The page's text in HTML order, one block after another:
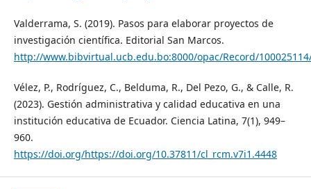
Valderrama, S. (2019). Pasos para elaborar proyectos de
investigación científica. Editorial San Marcos.
http://www.bibvirtual.ucb.edu.bo:8000/opac/Record/
Vélez, P., Rodríguez, C., Belduma, R., Del Pezo, G., & Calle, R.
(2023). Gestión administrativa y calidad educativa en una
institución educativa de Ecuador. Ciencia Latina, 7(1), 949–
960.
https://doi.org/https://doi.org/10.37811/cl_rcm.v7i1.4448